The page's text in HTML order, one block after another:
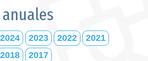
anuales
2024 2023 2022
2021
2018 2017